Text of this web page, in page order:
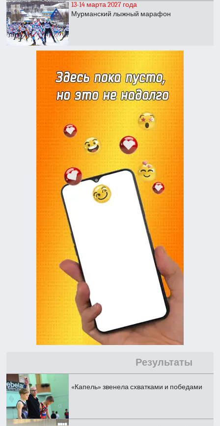
13-14 марта 2027 года
Мурманский лыжный марафон
Результаты
«Капель» звенела схватками и победами